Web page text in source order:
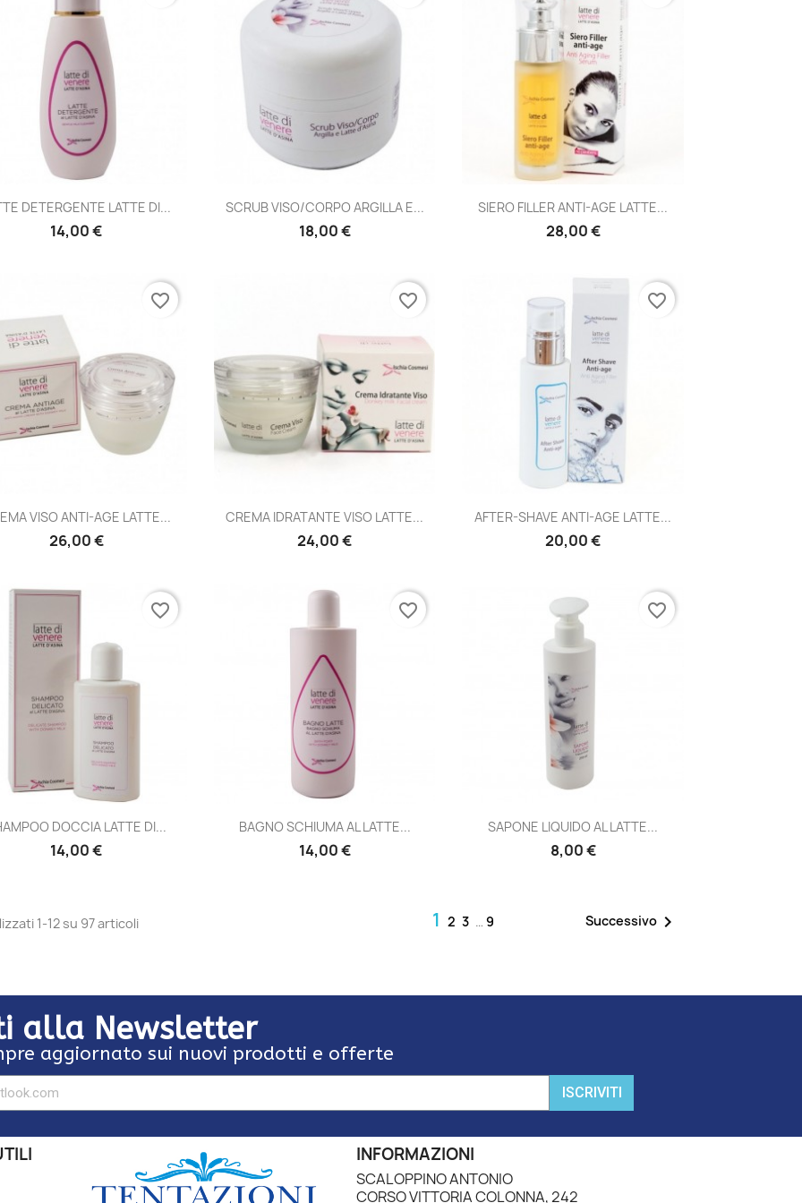
Anteprima
DETERGENTE LATTE DI...
14,00 €
Anteprima
SCRUB VISO/CORPO ARGILLA E...
18,00 €
Anteprima
SIERO FILLER ANTI-AGE LATTE...
28,00 €
Anteprima
VISO ANTI-AGE LATTE...
26,00 €
favorite_border
Anteprima
CREMA IDRATANTE VISO LATTE...
24,00 €
favorite_border
Anteprima
AFTER-SHAVE ANTI-AGE LATTE...
20,00 €
favorite_border
Anteprima
DOCCIA LATTE DI...
14,00 €
favorite_border
Anteprima
BAGNO SCHIUMA AL LATTE...
14,00 €
favorite_border
 Anteprima
SAPONE LIQUIDO AL LATTE...
8,00 €
favorite_border
1-12 su 97 articoli 123 … 9 Successivo
alla Newsletter
aggiornato sui nuovi prodotti e offerte
ISCRIVITI
INFORMAZIONI
SCALOPPINO ANTONIO
CORSO VITTORIA COLONNA, 242